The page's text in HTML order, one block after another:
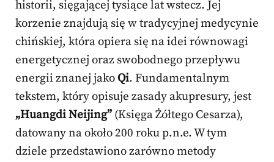
historii, sięgającej tysiące lat wstecz. Jej
korzenie znajdują się w tradycyjnej medycynie
chińskiej, która opiera się na idei równowagi
energetycznej oraz swobodnego przepływu
energii znanej jako Qi. Fundamentalnym
tekstem, który opisuje zasady akupresury, jest
„Huangdi Neijing” (Księga Żółtego Cesarza),
datowany na około 200 roku p.n.e. W tym
dziele przedstawiono zarówno metody